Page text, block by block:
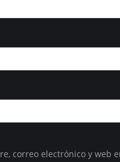
correo electrónico y web